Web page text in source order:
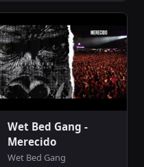
Wet Bed Gang -
Merecido
Wet Bed Gang